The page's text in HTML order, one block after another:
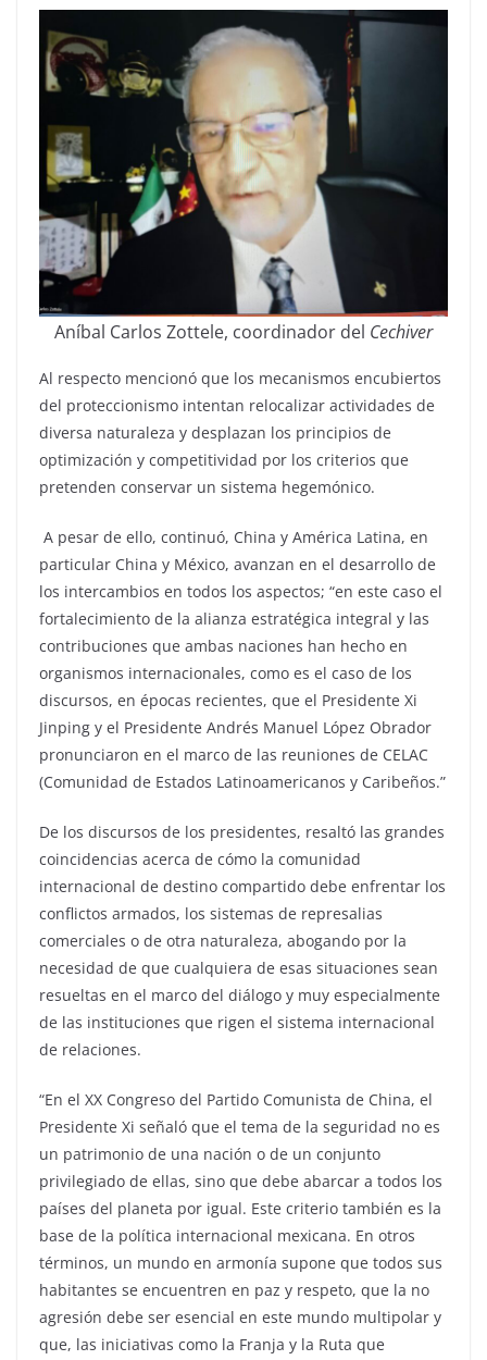
Aníbal Carlos Zottele, coordinador del Cechiver
Al respecto mencionó que los mecanismos encubiertos
del proteccionismo intentan relocalizar actividades de
diversa naturaleza y desplazan los principios de
optimización y competitividad por los criterios que
pretenden conservar un sistema hegemónico.
A pesar de ello, continuó, China y América Latina, en
particular China y México, avanzan en el desarrollo de
los intercambios en todos los aspectos; “en este caso el
fortalecimiento de la alianza estratégica integral y las
contribuciones que ambas naciones han hecho en
organismos internacionales, como es el caso de los
discursos, en épocas recientes, que el Presidente Xi
Jinping y el Presidente Andrés Manuel López Obrador
pronunciaron en el marco de las reuniones de CELAC
(Comunidad de Estados Latinoamericanos y Caribeños.”
De los discursos de los presidentes, resaltó las grandes
coincidencias acerca de cómo la comunidad
internacional de destino compartido debe enfrentar los
conflictos armados, los sistemas de represalias
comerciales o de otra naturaleza, abogando por la
necesidad de que cualquiera de esas situaciones sean
resueltas en el marco del diálogo y muy especialmente
de las instituciones que rigen el sistema internacional
de relaciones.
“En el XX Congreso del Partido Comunista de China, el
Presidente Xi señaló que el tema de la seguridad no es
un patrimonio de una nación o de un conjunto
privilegiado de ellas, sino que debe abarcar a todos los
países del planeta por igual. Este criterio también es la
base de la política internacional mexicana. En otros
términos, un mundo en armonía supone que todos sus
habitantes se encuentren en paz y respeto, que la no
agresión debe ser esencial en este mundo multipolar y
que, las iniciativas como la Franja y la Ruta que